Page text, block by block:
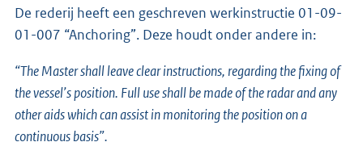
De rederij heeft een geschreven werkinstructie 01-09-
01-007 “Anchoring”. Deze houdt onder andere in:
“The Master shall leave clear instructions, regarding the fixing of
the vessel’s position. Full use shall be made of the radar and any
other aids which can assist in monitoring the position on a
continuous basis”.